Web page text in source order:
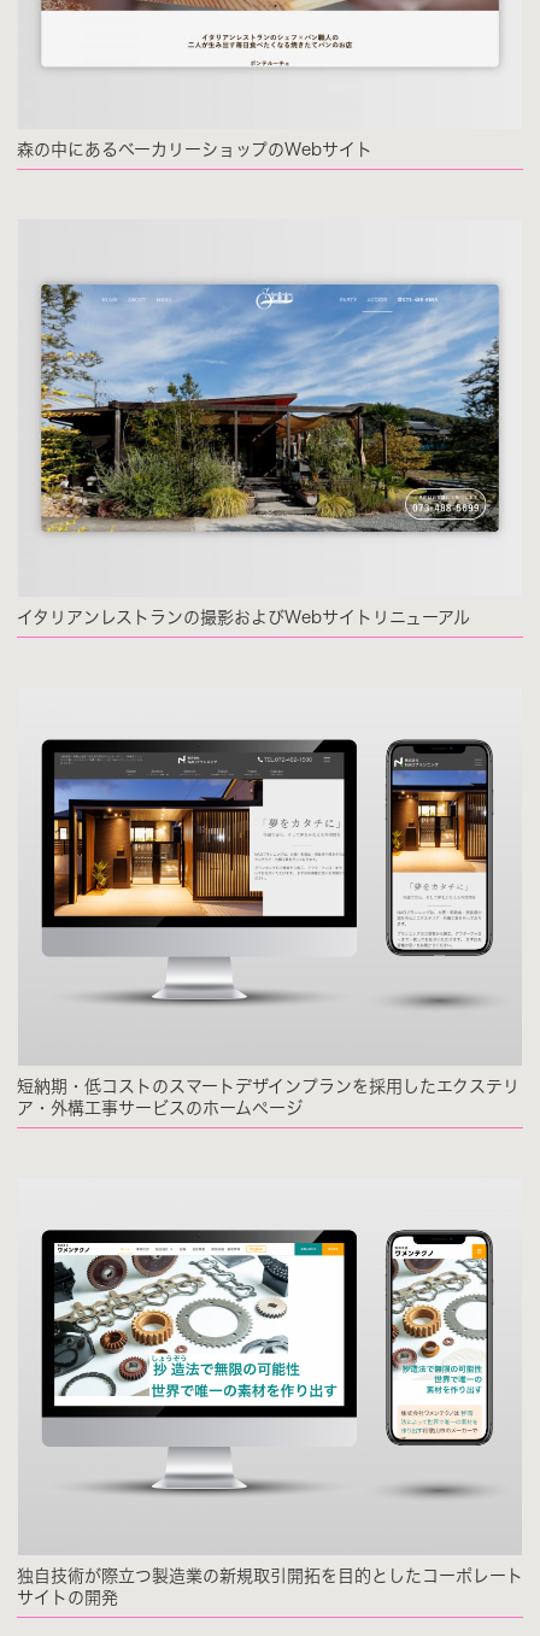
森の中にあるベーカリーショップのWebサイト
イタリアンレストランの撮影およびWebサイトリニューアル
短納期・低コストのスマートデザインプランを採用したエクステリ
ア・外構工事サービスのホームページ
独自技術が際立つ製造業の新規取引開拓を目的としたコーポレート
サイトの開発